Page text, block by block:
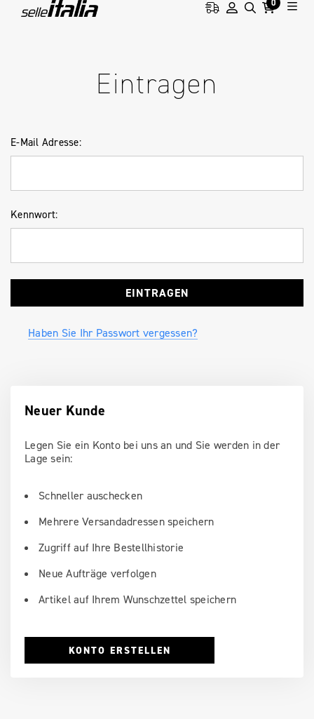
0
Eintragen
E-Mail Adresse:
Kennwort:
Haben Sie Ihr Passwort vergessen?
Neuer Kunde
Legen Sie ein Konto bei uns an und Sie werden in der
Lage sein:
Schneller auschecken
Mehrere Versandadressen speichern
Zugriff auf Ihre Bestellhistorie
Neue Aufträge verfolgen
Artikel auf Ihrem Wunschzettel speichern
KONTO ERSTELLEN